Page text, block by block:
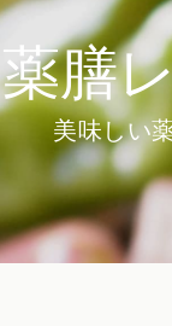
薬膳
美味しい